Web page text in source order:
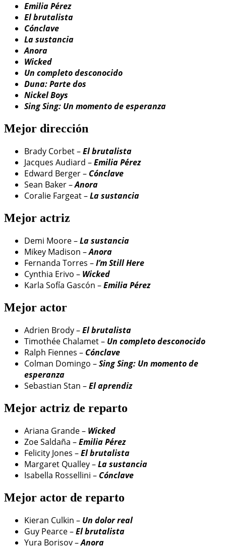
Emilia Pérez
El brutalista
Cónclave
La sustancia
Anora
Wicked
Un completo desconocido
Duna: Parte dos
Nickel Boys
Sing Sing: Un momento de esperanza
Mejor dirección
Brady Corbet –El brutalista
Jacques Audiard –Emilia Pérez
Edward Berger – Cónclave
Sean Baker –Anora
Coralie Fargeat –La sustancia
Mejor actriz
Demi Moore –La sustancia
Mikey Madison –Anora
Fernanda Torres –I’m Still Here
Cynthia Erivo – Wicked
Karla Sofía Gascón –Emilia Pérez
Mejor actor
Adrien Brody –El brutalista
Timothée Chalamet – Un completo desconocido
Ralph Fiennes – Cónclave
Colman Domingo –Sing Sing: Un momento de
esperanza
Sebastian Stan –El aprendiz
Mejor actriz de reparto
Ariana Grande – Wicked
Zoe Saldaña –Emilia Pérez
Felicity Jones –El brutalista
Margaret Qualley –La sustancia
Isabella Rossellini – Cónclave
Mejor actor de reparto
Kieran Culkin – Un dolor real
Guy Pearce –El brutalista
Yura Borisov –Anora